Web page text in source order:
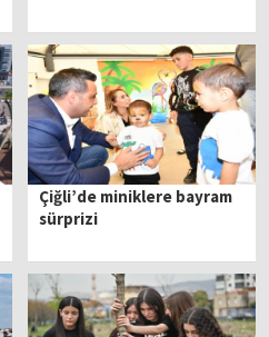
Çiğli’de miniklere bayram
sürprizi